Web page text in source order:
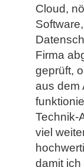
Cloud,
Firma
geprüft,
aus dem
Technik-
viel
damit ich